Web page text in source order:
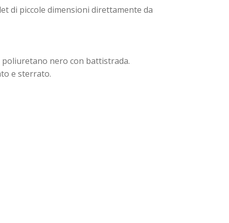
di piccole dimensioni direttamente da
nero con battistrada.
e sterrato.